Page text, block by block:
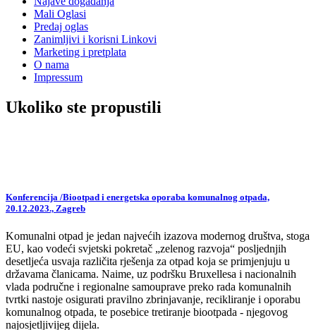
Mali Oglasi
Predaj oglas
Zanimljivi i korisni Linkovi
Marketing i pretplata
O nama
Impressum
Ukoliko ste propustili
Konferencija /Biootpad i energetska oporaba komunalnog otpada,
20.12.2023., Zagreb
Komunalni otpad je jedan najvećih izazova modernog društva, stoga
EU, kao vodeći svjetski pokretač „zelenog razvoja“ posljednjih
desetljeća usvaja različita rješenja za otpad koja se primjenjuju u
državama članicama. Naime, uz podršku Bruxellesa i nacionalnih
vlada područne i regionalne samouprave preko rada komunalnih
tvrtki nastoje osigurati pravilno zbrinjavanje, recikliranje i oporabu
komunalnog otpada, te posebice tretiranje biootpada - njegovog
najosjetljivijeg dijela.